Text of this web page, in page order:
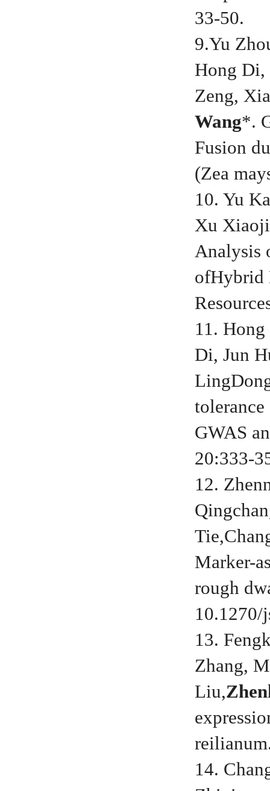
33-50.
9.Yu
Hong
Zeng,
Wang*.
Fusion
(Zea
10. Yu
Xu
Analysis
ofHybrid
11.
Di, Jun
GWAS
20:333-
12.
Marker-
rough
10.1270/
13.
Zhang,
Liu,
14.